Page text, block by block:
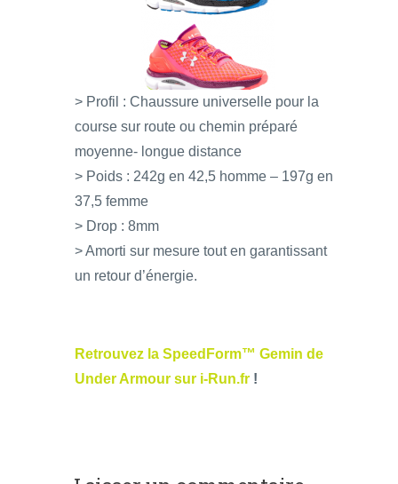
> Profil : Chaussure universelle pour la
course sur route ou chemin préparé
moyenne- longue distance
> Poids : 242g en 42,5 homme – 197g en
37,5 femme
> Drop : 8mm
> Amorti sur mesure tout en garantissant
un retour d’énergie.
Retrouvez la SpeedForm™ Gemin de
Under Armour sur i-Run.fr !